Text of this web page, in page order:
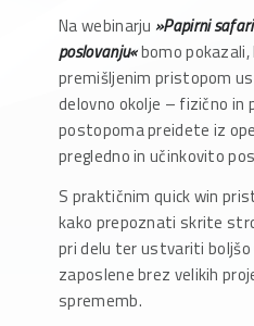
Na webinarju »Papirni
poslovanju«bomo pokazali,
premišljenim pristopom
delovno okolje – fizično in
postopoma preidete iz
pregledno in učinkovito
S praktičnim quick win
kako prepoznati skrite
pri delu ter ustvariti
zaposlene brez velikih
sprememb.